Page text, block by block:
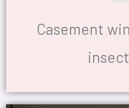
Casement